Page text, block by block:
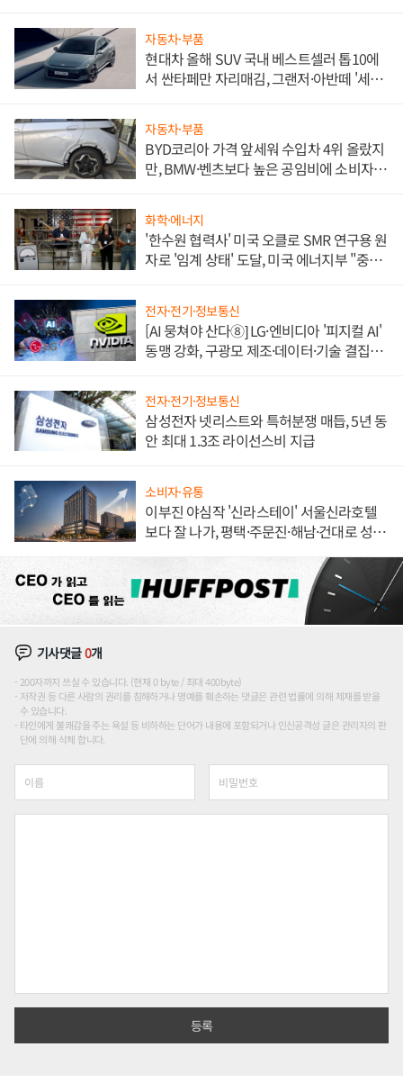
자동차·부품
현대차 올해 SUV 국내 베스트셀러 톱10에
서 싼타페만 자리매김, 그랜저·아반떼 '세단
자동차·부품
BYD코리아 가격 앞세워 수입차 4위 올랐지
만, BMW·벤츠보다 높은 공임비에 소비자
화학·에너지
'한수원 협력사' 미국 오클로 SMR 연구용 원
자로 '임계 상태' 도달, 미국 에너지부 "중요
전자·전기·정보통신
[AI 뭉쳐야 산다⑧] LG·엔비디아 '피지컬 AI'
동맹 강화, 구광모 제조·데이터·기술 결집
전자·전기·정보통신
삼성전자 넷리스트와 특허분쟁 매듭, 5년 동
안 최대 1.3조 라이선스비 지급
소비자·유통
이부진 야심작 '신라스테이' 서울신라호텔
보다 잘 나가, 평택·주문진·해남·건대로 성
기사댓글0개
200자까지 쓰실 수 있습니다. (현재 0 byte / 최대 400byte)
저작권 등 다른 사람의 권리를 침해하거나 명예를 훼손하는 댓글은 관련 법률에 의해 제재를 받을
수 있습니다.
타인에게 불쾌감을 주는 욕설 등 비하하는 단어가 내용에 포함되거나 인신공격성 글은 관리자의 판
단에 의해 삭제 합니다.